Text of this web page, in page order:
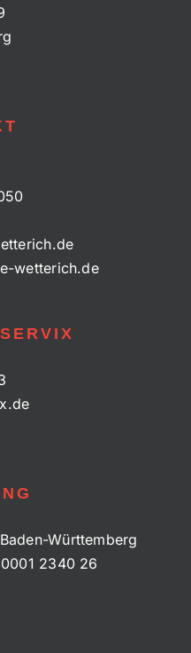
wetterich.de
Württemberg
2340 26